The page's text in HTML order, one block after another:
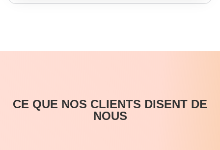
CE QUE NOS CLIENTS DISENT DE
NOUS